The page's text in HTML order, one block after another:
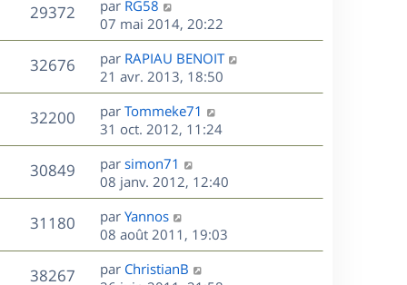
g
e
s
a
g
e
m
e
s
s
a
g
e
e
n
i
e
r
m
e
s
s
a
g
e
29372V
u
e
s
D
e
r
n
i
e
r
m
e
s
s
a
g
e
par RG58
07 mai 2014, 20:22
32676V
u
s
D
e
r
n
i
e
r
m
e
s
s
a
g
par RAPIAU BENOIT
21 avr. 2013, 18:50
32200V
u
s
D
e
r
n
i
e
r
m
e
s
par Tommeke71
31 oct. 2012, 11:24
30849V
u
s
D
e
r
n
i
e
r
par simon71
08 janv. 2012, 12:40
31180V
u
D
e
r
n
par Yannos
08 août 2011, 19:03
38267V
D
par ChristianB